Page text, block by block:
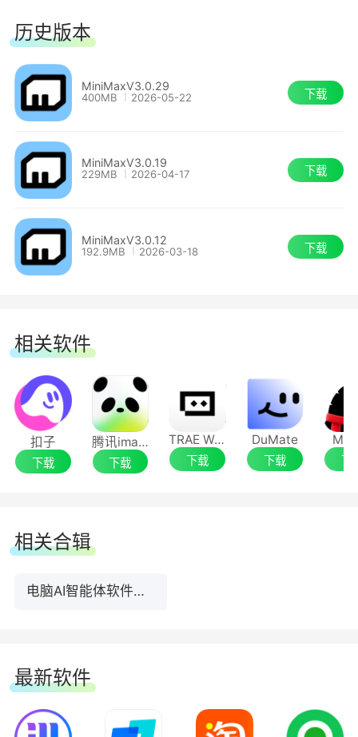
历史版本
MiniMaxV3.0.29
400MB 2026-05-22 下载
MiniMaxV3.0.19
229MB 2026-04-17 下载
MiniMaxV3.0.12
192.9MB 2026-03-18 下载
相关软件
扣子
下载
腾讯ima客户端
下载
TRAE Work
下载
DuMate
下载 下
相关合辑
电脑AI智能体软件合集
最新软件